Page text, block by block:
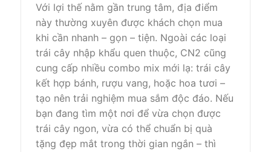
Với lợi thế nằm gần trung tâm, địa điểm
này thường xuyên được khách chọn mua
khi cần nhanh – gọn – tiện. Ngoài các loại
trái cây nhập khẩu quen thuộc, CN2 cũng
cung cấp nhiều combo mix mới lạ: trái cây
kết hợp bánh, rượu vang, hoặc hoa tươi –
tạo nên trải nghiệm mua sắm độc đáo. Nếu
bạn đang tìm một nơi để vừa chọn được
trái cây ngon, vừa có thể chuẩn bị quà
tặng đẹp mắt trong thời gian ngắn – thì